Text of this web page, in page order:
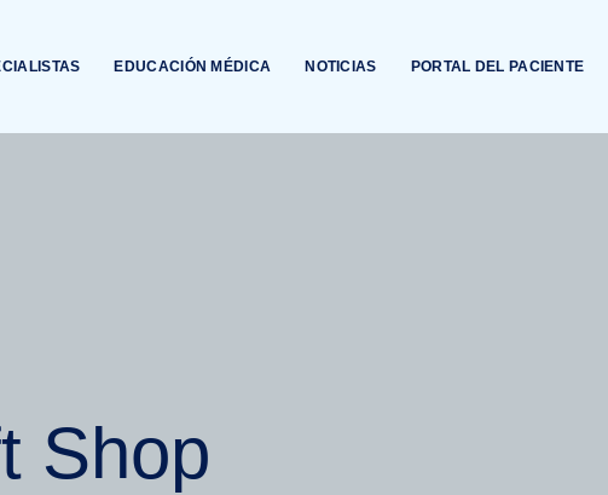
EDUCACIÓN MÉDICA NOTICIAS PORTAL DEL PACIENTE
Shop